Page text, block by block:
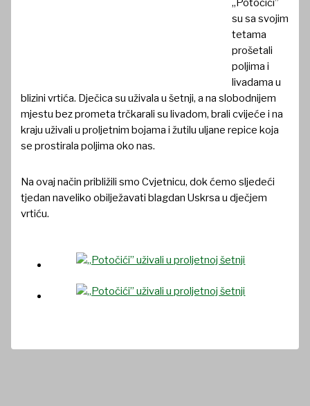
„Potočići”
su sa svojim
tetama
prošetali
poljima i
livadama u
blizini vrtića. Dječica su uživala u šetnji, a na slobodnijem
mjestu bez prometa trčkarali su livadom, brali cvijeće i na
kraju uživali u proljetnim bojama i žutilu uljane repice koja
se prostirala poljima oko nas.
Na ovaj način približili smo Cvjetnicu, dok ćemo sljedeći
tjedan naveliko obilježavati blagdan Uskrsa u dječjem
vrtiću.